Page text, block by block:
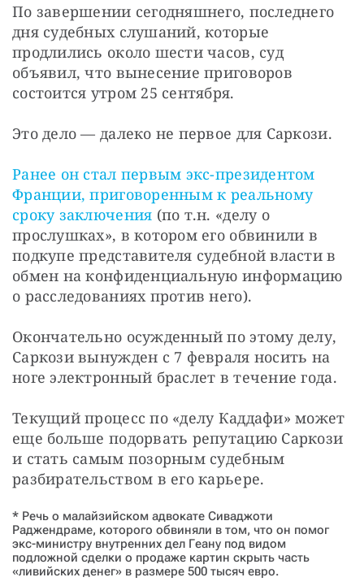
По завершении сегодняшнего, последнего
дня судебных слушаний, которые
продлились около шести часов, суд
объявил, что вынесение приговоров
состоится утром 25 сентября.
Это дело — далеко не первое для Саркози.
Ранее он стал первым экс-президентом
Франции, приговоренным к реальному
сроку заключения (по т.н. «делу о
прослушках», в котором его обвинили в
подкупе представителя судебной власти в
обмен на конфиденциальную информацию
о расследованиях против него).
Окончательно осужденный по этому делу,
Саркози вынужден с 7 февраля носить на
ноге электронный браслет в течение года.
Текущий процесс по «делу Каддафи» может
еще больше подорвать репутацию Саркози
и стать самым позорным судебным
разбирательством в его карьере.
* Речь о малайзийском адвокате Сиваджоти
Раджендраме, которого обвиняли в том, что он помог
экс-министру внутренних дел Геану под видом
подложной сделки о продаже картин скрыть часть
«ливийских денег» в размере 500 тысяч евро.